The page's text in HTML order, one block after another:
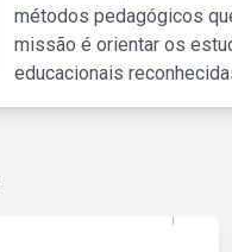
métodos pedagógicos
missão é orientar os
educacionais